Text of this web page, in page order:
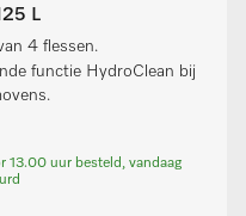
L
4 flessen.
functie HydroClean bij
13.00 uur besteld, vandaag